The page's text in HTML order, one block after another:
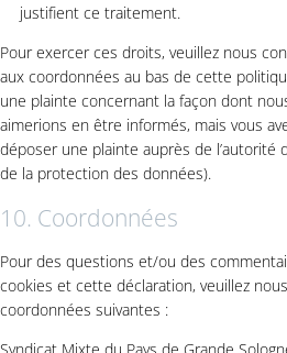
justifient ce traitement.
Pour exercer ces droits, veuillez nous
aux coordonnées au bas de cette
une plainte concernant la façon dont
aimerions en être informés, mais vous
déposer une plainte auprès de l’autorité
de la protection des données).
10. Coordonnées
Pour des questions et/ou des
cookies et cette déclaration, veuillez
coordonnées suivantes :